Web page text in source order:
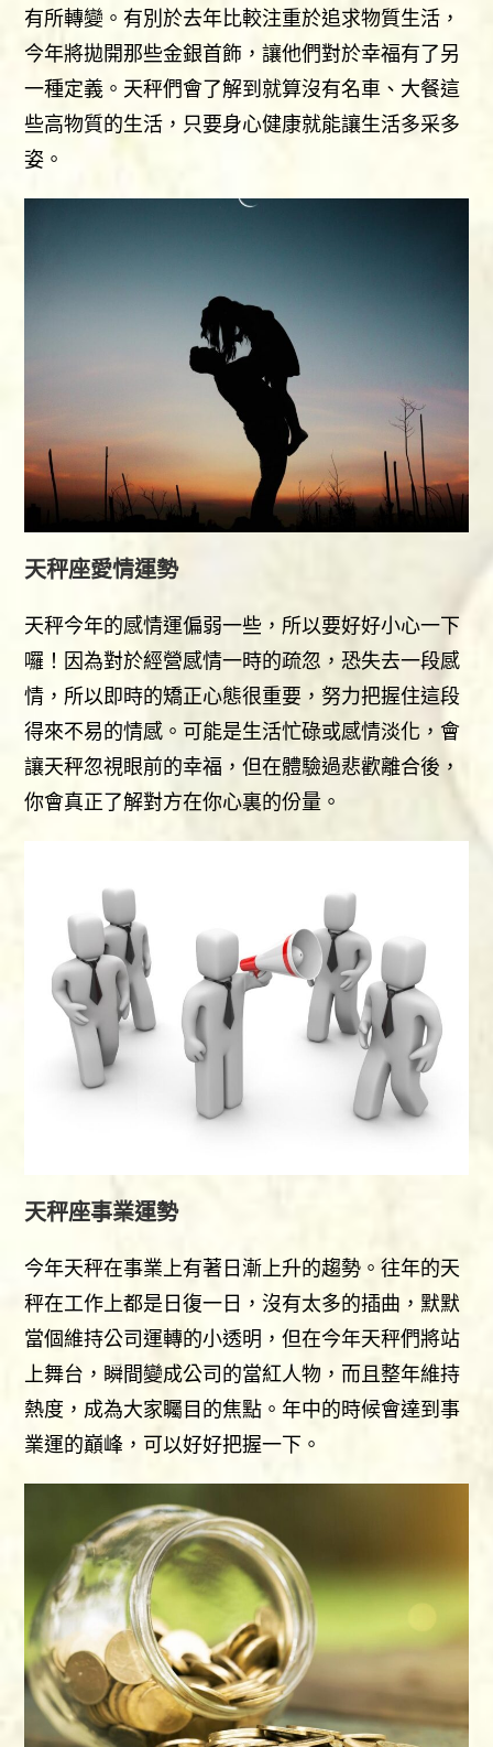
有所轉變。有別於去年比較注重於追求物質生活，
今年將拋開那些金銀首飾，讓他們對於幸福有了另
一種定義。天秤們會了解到就算沒有名車、大餐這
些高物質的生活，只要身心健康就能讓生活多采多
姿。
天秤座愛情運勢
天秤今年的感情運偏弱一些，所以要好好小心一下
囉！因為對於經營感情一時的疏忽，恐失去一段感
情，所以即時的矯正心態很重要，努力把握住這段
得來不易的情感。可能是生活忙碌或感情淡化，會
讓天秤忽視眼前的幸福，但在體驗過悲歡離合後，
你會真正了解對方在你心裏的份量。
天秤座事業運勢
今年天秤在事業上有著日漸上升的趨勢。往年的天
秤在工作上都是日復一日，沒有太多的插曲，默默
當個維持公司運轉的小透明，但在今年天秤們將站
上舞台，瞬間變成公司的當紅人物，而且整年維持
熱度，成為大家矚目的焦點。年中的時候會達到事
業運的巔峰，可以好好把握一下。